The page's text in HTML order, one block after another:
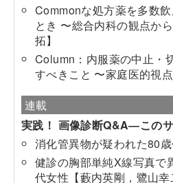
Commonな処方薬を多数
とき 〜総合内科の観点か
拓】
Column：内服薬の中止・
すべきこと 〜家庭医的視
連載
実践！ 画像診断Q&A―この
消化管異物が疑われた80歳
健診の胸部単純X線写真で
代女性【藪内英剛，鷺山幸